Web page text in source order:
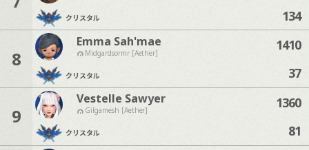
クリスタル
134
8
Emma Sah'mae
Midgardsormr [Aether]
クリスタル
1410
37
9
Vestelle Sawyer
Gilgamesh [Aether]
クリスタル
1360
81